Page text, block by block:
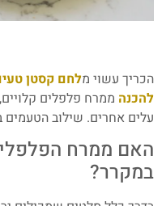
הכריך עשוי מלחם קסטן
להכנה ממרח פלפלים
עלים אחרים. שילוב הטעמים
האם ממרח
במקרר?